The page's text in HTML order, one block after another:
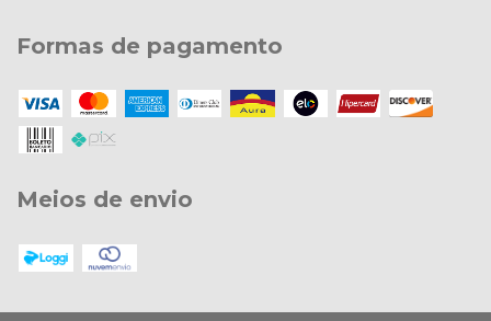
Formas de pagamento
Meios de envio